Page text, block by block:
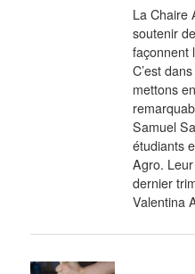
La Chaire
soutenir
façonnent
C’est
mettons
Samuel
étudiants
Agro.
dernier
Valentina